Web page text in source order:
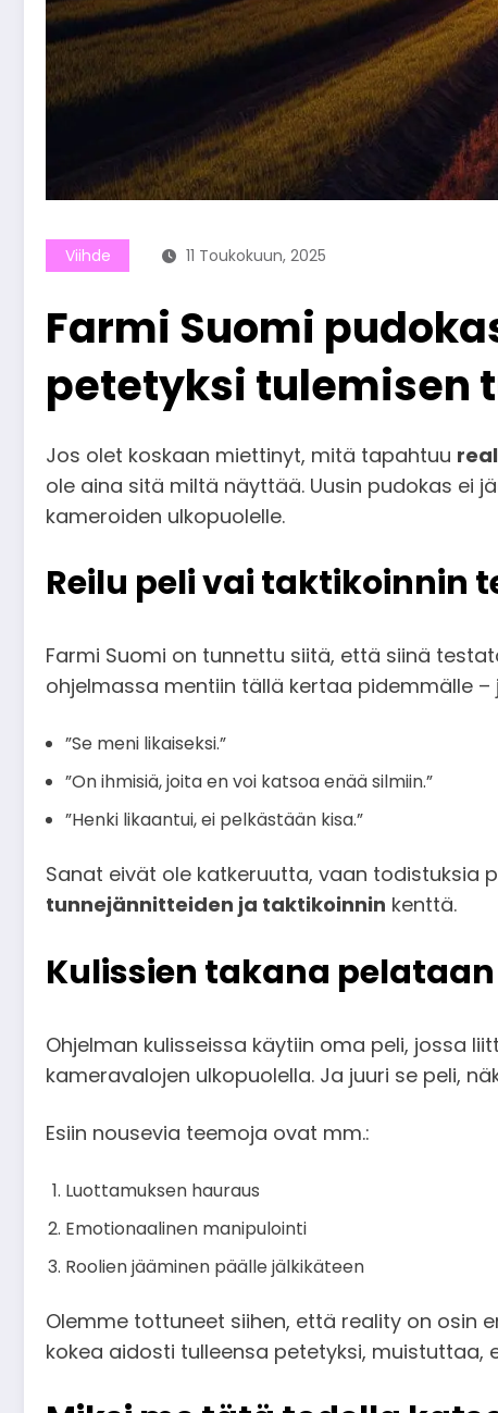
Viihde 11 Toukokuun, 2025
Farmi Suomi
petetyksi tulemisen
Jos olet koskaan miettinyt, mitä tapahtuu
ole aina sitä miltä näyttää. Uusin pudokas ei
kameroiden ulkopuolelle.
Reilu peli vai taktikoinnin
Farmi Suomi on tunnettu siitä, että siinä
ohjelmassa mentiin tällä kertaa pidemmälle –
”Se meni likaiseksi.”
”On ihmisiä, joita en voi katsoa enää silmiin.”
”Henki likaantui, ei pelkästään kisa.”
Sanat eivät ole katkeruutta, vaan todistuksia
tunnejännitteiden ja taktikoinnin kenttä.
Kulissien takana
Ohjelman kulisseissa käytiin oma peli, jossa
kameravalojen ulkopuolella. Ja juuri se peli,
Esiin nousevia teemoja ovat mm.:
Luottamuksen hauraus
Emotionaalinen manipulointi
Roolien jääminen päälle jälkikäteen
Olemme tottuneet siihen, että reality on osin
kokea aidosti tulleensa petetyksi, muistuttaa,